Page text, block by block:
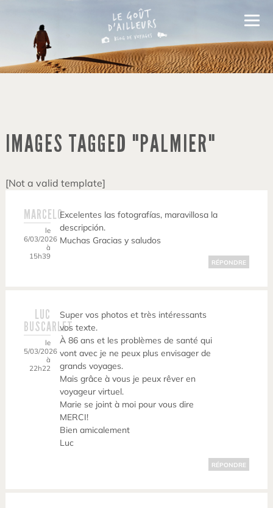
IMAGES TAGGED "PALMIER"
[Not a valid template]
MARCELO
le
6/03/2026
à
15h39
Excelentes las fotografías, maravillosa la
descripción.
Muchas Gracias y saludos
RÉPONDRE
LUC
BUSCARLET
le
5/03/2026
à
22h22
Super vos photos et très intéressants
vos texte.
À 86 ans et les problèmes de santé qui
vont avec je ne peux plus envisager de
grands voyages.
Mais grâce à vous je peux rêver en
voyageur virtuel.
Marie se joint à moi pour vous dire
MERCI!
Bien amicalement
Luc
RÉPONDRE